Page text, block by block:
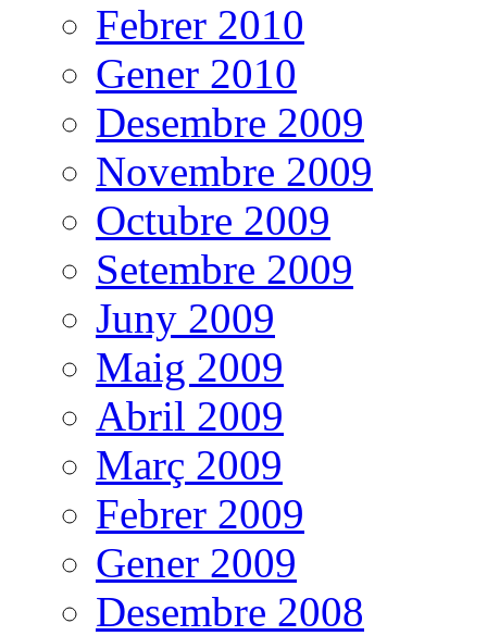
Febrer 2010
Gener 2010
Desembre 2009
Novembre 2009
Octubre 2009
Setembre 2009
Juny 2009
Maig 2009
Abril 2009
Març 2009
Febrer 2009
Gener 2009
Desembre 2008